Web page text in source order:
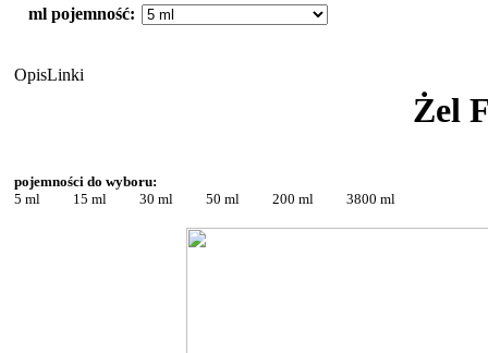
ml pojemność:
OpisLinki
Żel
pojemności do wyboru:
5 ml 15 ml 30 ml 50 ml 200 ml 3800 ml